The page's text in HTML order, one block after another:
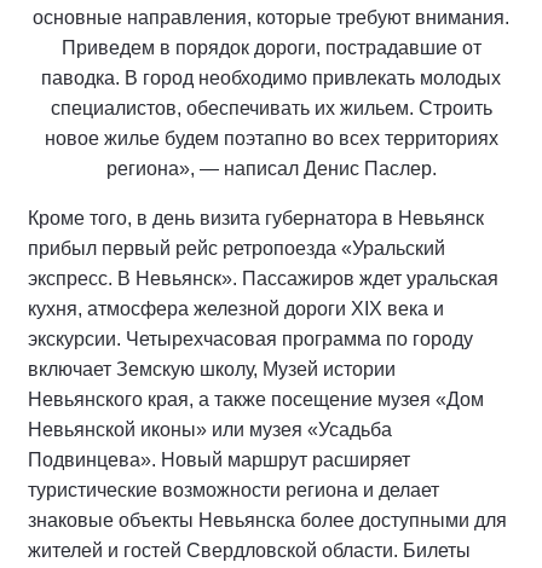
основные направления, которые требуют внимания.
Приведем в порядок дороги, пострадавшие от
паводка. В город необходимо привлекать молодых
специалистов, обеспечивать их жильем. Строить
новое жилье будем поэтапно во всех территориях
региона», — написал Денис Паслер.
Кроме того, в день визита губернатора в Невьянск
прибыл первый рейс ретропоезда «Уральский
экспресс. В Невьянск». Пассажиров ждет уральская
кухня, атмосфера железной дороги XIX века и
экскурсии. Четырехчасовая программа по городу
включает Земскую школу, Музей истории
Невьянского края, а также посещение музея «Дом
Невьянской иконы» или музея «Усадьба
Подвинцева». Новый маршрут расширяет
туристические возможности региона и делает
знаковые объекты Невьянска более доступными для
жителей и гостей Свердловской области. Билеты